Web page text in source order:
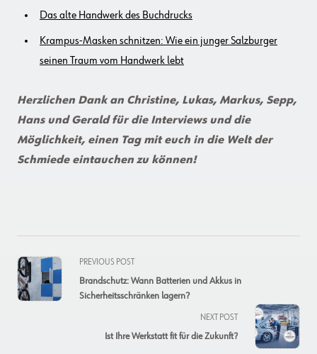
Das alte Handwerk des Buchdrucks
Krampus-Masken schnitzen: Wie ein junger Salzburger
seinen Traum vom Handwerk lebt
Herzlichen Dank an Christine, Lukas, Markus, Sepp,
Hans und Gerald für die Interviews und die
Möglichkeit, einen Tag mit euch in die Welt der
Schmiede eintauchen zu können!
<span
class="nav-
subtitle
PREVIOUS POST
Brandschutz: Wann Batterien und Akkus in
Sicherheitsschränken lagern?
NEXT POST
Ist Ihre Werkstatt fit für die Zukunft?